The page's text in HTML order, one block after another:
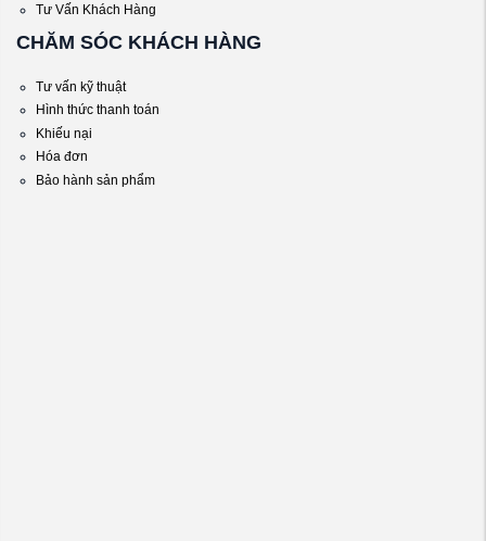
Tư Vấn Khách Hàng
CHĂM SÓC KHÁCH HÀNG
Tư vấn kỹ thuật
Hình thức thanh toán
Khiếu nại
Hóa đơn
Bảo hành sản phẩm